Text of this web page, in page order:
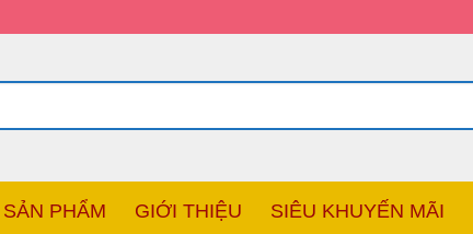
SẢN PHẨM GIỚI THIỆU SIÊU KHUYẾN MÃI